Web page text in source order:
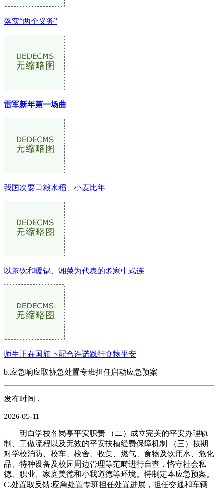
落实“两个义务”
雷军新年第一场曲
我国次要口粮水稻、小麦比年
以茶饮和暖锅、湘菜为代表的多家中式连
师生正在国旗下配合许诺践行食物平安
b.应急响应取协急处置专班担任启动应急预案
发布时间：
2026-05-11
明白学校各岗亭平安职责 （二）成立完美的平安办理轨
制、工做流程以及无效的平安扶植经费保障机制 （三）按期
对学校消防、校车、校舍、收集、燃气、食物及饮用水、危化
品、特种设备及校园周边管理等范畴进行自查，恪守社会私
德、职业、家庭美德和小我道德等环境。特制定本应急预案。
C.处置取反馈:应急处置专班担任处置进展，担任交通和车辆